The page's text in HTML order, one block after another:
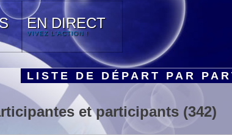
EN DIRECT
VIVEZ L'ACTION !
LISTE DE DÉPART PAR
et participants (342)